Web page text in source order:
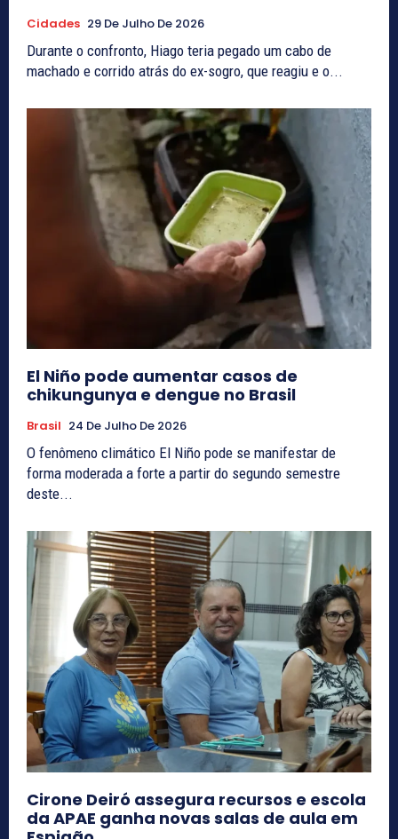
Cidades 29 De Julho De 2026
Durante o confronto, Hiago teria pegado um cabo de
machado e corrido atrás do ex-sogro, que reagiu e o...
El Niño pode aumentar casos de
chikungunya e dengue no Brasil
Brasil 24 De Julho De 2026
O fenômeno climático El Niño pode se manifestar de
forma moderada a forte a partir do segundo semestre
deste...
Cirone Deiró assegura recursos e escola
da APAE ganha novas salas de aula em